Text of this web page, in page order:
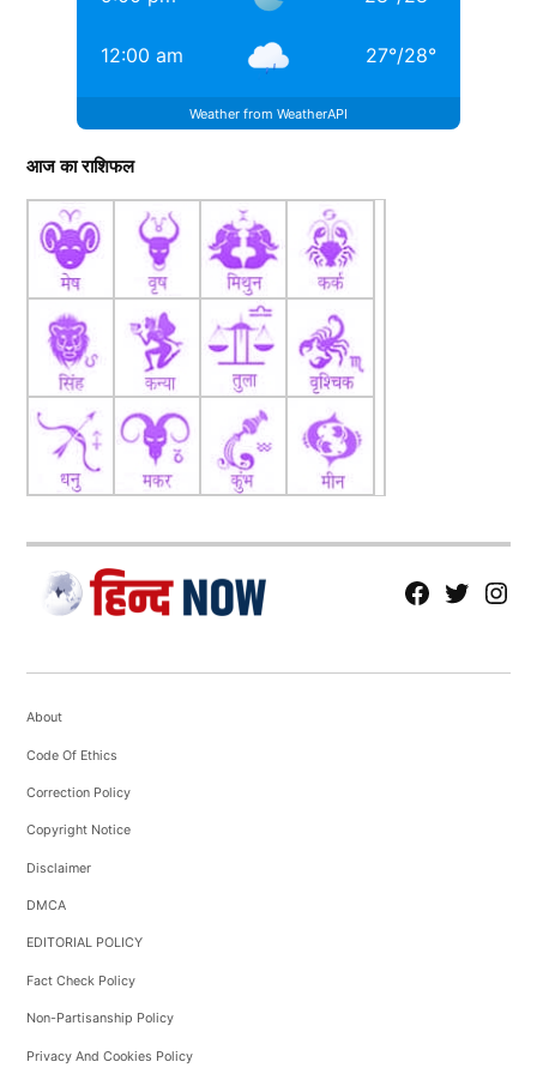
12:00 am 27°/28°
Weather from WeatherAPI
आज का राशिफल
fb Tw tw
About
Code Of Ethics
Correction Policy
Copyright Notice
Disclaimer
DMCA
EDITORIAL POLICY
Fact Check Policy
Non-Partisanship Policy
Privacy And Cookies Policy